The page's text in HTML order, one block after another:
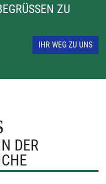
ZU D
IHR WEG ZU UNS
DER